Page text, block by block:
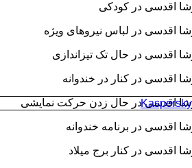
اقدسی در کودکی
اقدسی در لباس نیروهای ویژه
اقدسی در حال تک تیزاندازی
اقدسی در کنار در خندوانه
اقدسی در حال زدن حرکت نمایشی
اقدسی در برنامه خندوانه
اقدسی در کنار برج میلاد